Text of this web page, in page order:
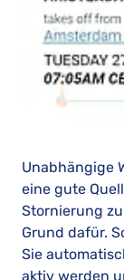
Unabhängige
eine gute
Stornierung
Grund dafür.
Sie
aktiv werden